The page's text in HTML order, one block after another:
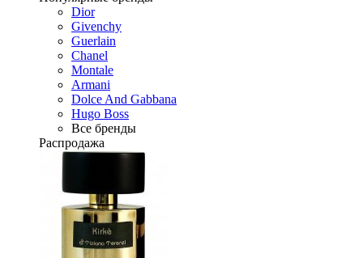
Dior
Givenchy
Guerlain
Chanel
Montale
Armani
Dolce And Gabbana
Hugo Boss
Все бренды
Распродажа